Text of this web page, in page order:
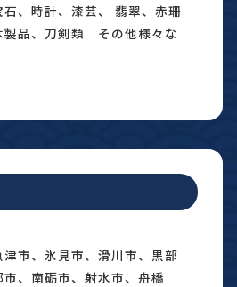
、時計、漆芸、 翡翠、赤珊
製品、刀剣類 その他様々な
市、氷見市、滑川市、黒部
、南砺市、射水市、舟橋